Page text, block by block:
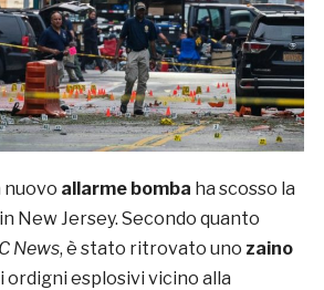
nuovo allarme bomba ha scosso la
New Jersey. Secondo quanto
News, è stato ritrovato uno zaino
esplosivi vicino alla